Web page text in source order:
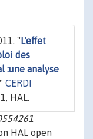
" L'effet
des
:une analyse
CERDI
HAL.
HAL open